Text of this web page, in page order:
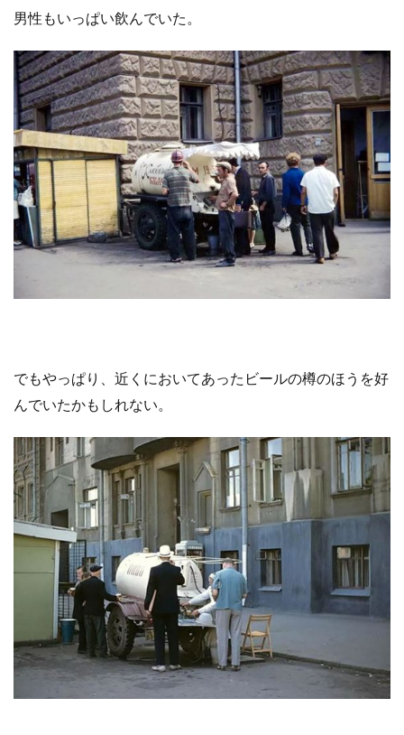
男性もいっぱい飲んでいた。
でもやっぱり、近くにおいてあったビールの樽のほうを好
んでいたかもしれない。